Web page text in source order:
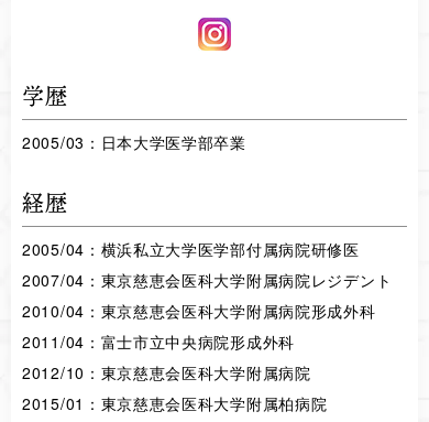
学歴
2005/03：日本大学医学部卒業
経歴
2005/04：横浜私立大学医学部付属病院研修医
2007/04：東京慈恵会医科大学附属病院レジデント
2010/04：東京慈恵会医科大学附属病院形成外科
2011/04：富士市立中央病院形成外科
2012/10：東京慈恵会医科大学附属病院
2015/01：東京慈恵会医科大学附属柏病院